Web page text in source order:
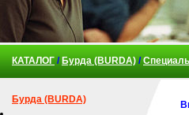
КАТАЛОГ / Бурда (BURDA) /
Бурда (BURDA)